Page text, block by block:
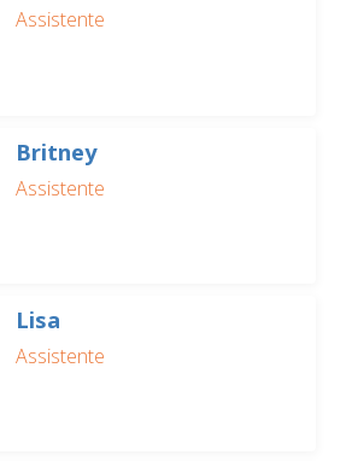
Assistente
Britney
Assistente
Lisa
Assistente